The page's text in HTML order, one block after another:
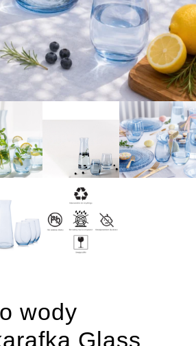
wody
Glass